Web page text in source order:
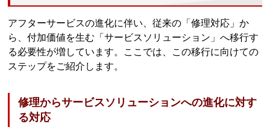
アフターサービスの進化に伴い、従来の「修理対応」か
ら、付加価値を生む「サービスソリューション」へ移行す
る必要性が増しています。ここでは、この移行に向けての
ステップをご紹介します。
修理からサービスソリューションへの進化に対す
る対応